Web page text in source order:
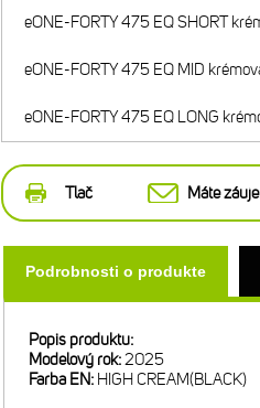
eONE-FORTY 475 EQ SHORT
eONE-FORTY 475 EQ MID
eONE-FORTY 475 EQ LONG
Tlač Máte
Podrobnosti o produkte
Popis produktu:
Modelový rok:2025
Farba EN: HIGH CREAM(BLACK)